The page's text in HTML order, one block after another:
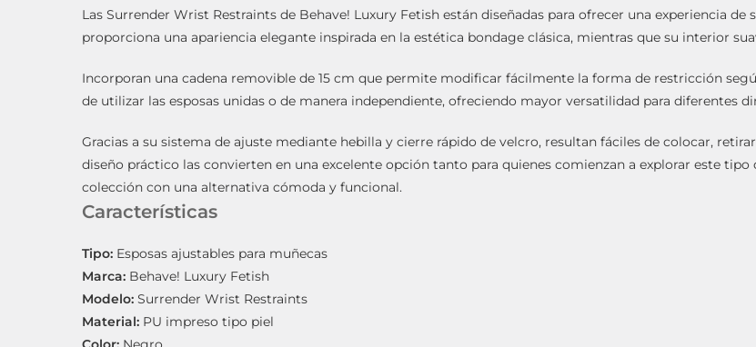
Las Surrender Wrist Restraints de Behave! Luxury Fetish están diseñadas para ofrecer una experiencia
proporciona una apariencia elegante inspirada en la estética bondage clásica, mientras que su interior
Incorporan una cadena removible de 15 cm que permite modificar fácilmente la forma de restricción
de utilizar las esposas unidas o de manera independiente, ofreciendo mayor versatilidad para diferentes
Gracias a su sistema de ajuste mediante hebilla y cierre rápido de velcro, resultan fáciles de colocar,
diseño práctico las convierten en una excelente opción tanto para quienes comienzan a explorar este
colección con una alternativa cómoda y funcional.
Características
Tipo: Esposas ajustables para muñecas
Marca: Behave! Luxury Fetish
Modelo: Surrender Wrist Restraints
Material: PU impreso tipo piel